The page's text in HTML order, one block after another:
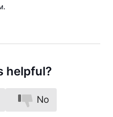
helpful?
No